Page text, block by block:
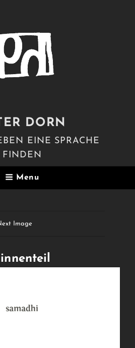
DORN
EINE SPRACHE
FINDEN
Menu
Image